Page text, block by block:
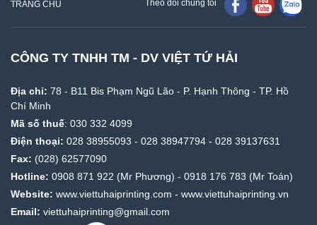
TRANG CHỦ Theo dõi chúng tôi
CÔNG TY TNHH TM - DV VIỆT TỨ HẢI
Địa chỉ: 78 - B11 Bis Phạm Ngũ Lão - P. Hạnh Thông - TP. Hồ
Chí Minh
Mã số thuế: 030 332 4099
Điện thoại: 028 38955093 - 028 38947794 - 028 39137631
Fax: (028) 62577090
Hotline: 0908 871 922 (Mr Phương) - 0918 176 783 (Mr Toán)
Website: www.viettuhaiprinting.com - www.viettuhaiprinting.vn
Email: viettuhaiprinting@gmail.com